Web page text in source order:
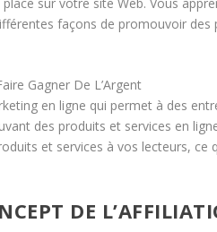
façons de promouvoir
Gagner De L’Argent
en ligne qui permet à des
des produits et services en
et services à vos lecteurs, ce
DE